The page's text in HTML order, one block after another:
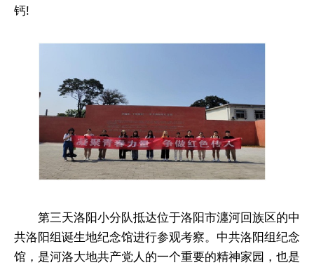
钙!
第三天洛阳小分队抵达位于洛阳市瀍河回族区的中
共洛阳组诞生地纪念馆进行参观考察。中共洛阳组纪念
馆，是河洛大地共产党人的一个重要的精神家园，也是